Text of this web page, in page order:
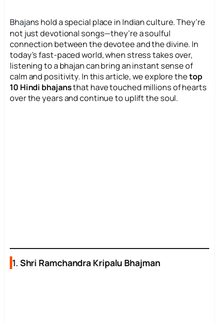
Bhajans hold a special place in Indian culture. They’re
not just devotional songs—they’re a soulful
connection between the devotee and the divine. In
today’s fast-paced world, when stress takes over,
listening to a bhajan can bring an instant sense of
calm and positivity. In this article, we explore thetop
10 Hindi bhajansthat have touched millions of hearts
over the years and continue to uplift the soul.
1. Shri Ramchandra Kripalu Bhajman